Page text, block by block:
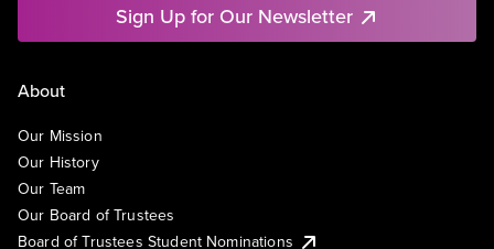
Sign Up for Our Newsletter
About
Our Mission
Our History
Our Team
Our Board of Trustees
Board of Trustees Student Nominations